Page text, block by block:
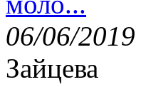
06/06/2019
Зайцева